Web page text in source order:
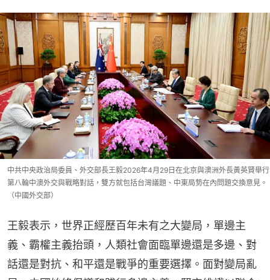
中共中央政治局委員、外交部長王毅2026年4月29日在北京與澳洲外長黃英賢舉行
第八輪中澳外交與戰略對話，雙方就包括台灣議題、中東局勢在內問題交換意見。
（中國外交部）
王毅表示，世界正經歷百年未有之大變局，單邊主
義、霸權主義抬頭，人類社會面臨單邊還是多邊、對
話還是對抗、和平還是戰爭的重要選擇。面對變局亂